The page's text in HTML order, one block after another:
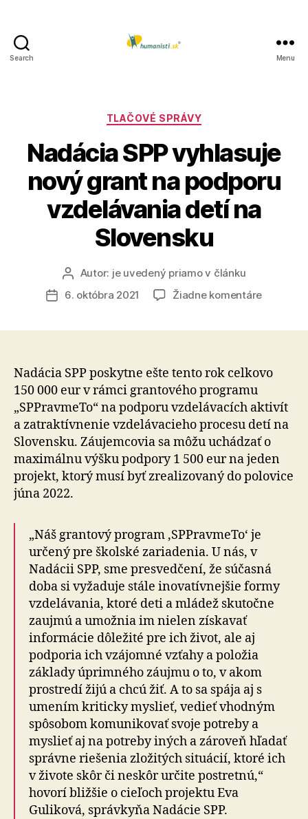
Search Menu
Kategórie
TLAČOVÉ SPRÁVY
Nadácia SPP vyhlasuje
nový grant na podporu
vzdelávania detí na
Slovensku
Autor
článku
Autor: je uvedený priamo v článku
Dátum
6. októbra 2021 Žiadne komentárena
grant
podporu
detí
na
Nadácia SPP poskytne ešte tento rok celkovo
150 000 eur v rámci grantového programu
„SPPravmeTo“ na podporu vzdelávacích aktivít
a zatraktívnenie vzdelávacieho procesu detí na
Slovensku. Záujemcovia sa môžu uchádzať o
maximálnu výšku podpory 1 500 eur na jeden
projekt, ktorý musí byť zrealizovaný do polovice
júna 2022.
„Náš grantový program ‚SPPravmeTo‘ je
určený pre školské zariadenia. U nás, v
Nadácii SPP, sme presvedčení, že súčasná
doba si vyžaduje stále inovatívnejšie formy
vzdelávania, ktoré deti a mládež skutočne
zaujmú a umožnia im nielen získavať
informácie dôležité pre ich život, ale aj
podporia ich vzájomné vzťahy a položia
základy úprimného záujmu o to, v akom
prostredí žijú a chcú žiť. A to sa spája aj s
umením kriticky myslieť, vedieť vhodným
spôsobom komunikovať svoje potreby a
myslieť aj na potreby iných a zároveň hľadať
správne riešenia zložitých situácií, ktoré ich
v živote skôr či neskôr určite postretnú,“
hovorí bližšie o cieľoch projektu Eva
Guliková, správkyňa Nadácie SPP.